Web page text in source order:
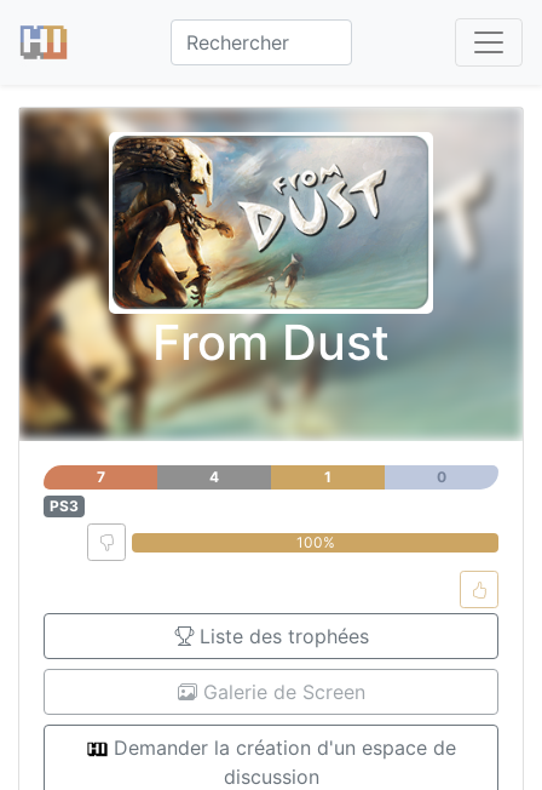
From Dust
7 4 1
0
PS3
0%
100%
Liste des trophées
Galerie de Screen
Demander la création d'un espace de
discussion